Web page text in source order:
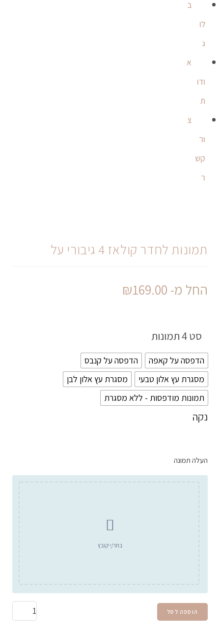
ב
לו
ג
א
ודו
ת
צ
ור
קש
ר
תמונות לחדר קולאז 4 גיבורי על
החל מ- ₪169.00
סט 4 תמונות
הדפסה על קאפה
הדפסה על קנבס
מסגרת עץ אלון טבעי
מסגרת עץ אלון לבן
תמונות מודפסות - ללא מסגרת
נקה
העלה תמונה
בחר/י קובץ
הוספה לסל